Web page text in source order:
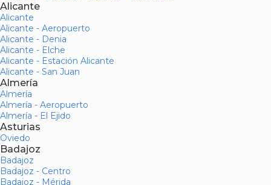
Alicante
Alicante
Alicante - Aeropuerto
Alicante - Denia
Alicante - Elche
Alicante - Estación Alicante
Alicante - San Juan
Almería
Almería
Almería - Aeropuerto
Almería - El Ejido
Asturias
Oviedo
Badajoz
Badajoz
Badajoz - Centro
Badajoz - Mérida